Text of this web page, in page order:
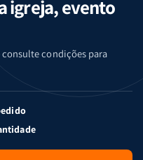
igreja, evento
condições para